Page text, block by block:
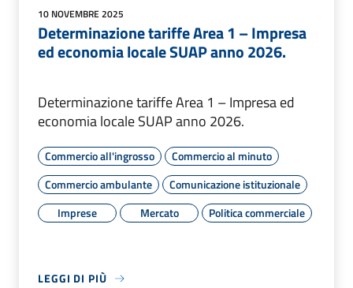
10 NOVEMBRE 2025
Determinazione tariffe Area 1 – Impresa
ed economia locale SUAP anno 2026.
Determinazione tariffe Area 1 – Impresa ed
economia locale SUAP anno 2026.
Commercio all'ingrosso
Commercio al minuto
Commercio ambulante
Comunicazione istituzionale
Imprese
Mercato Politica commerciale
LEGGI DI PIÙ